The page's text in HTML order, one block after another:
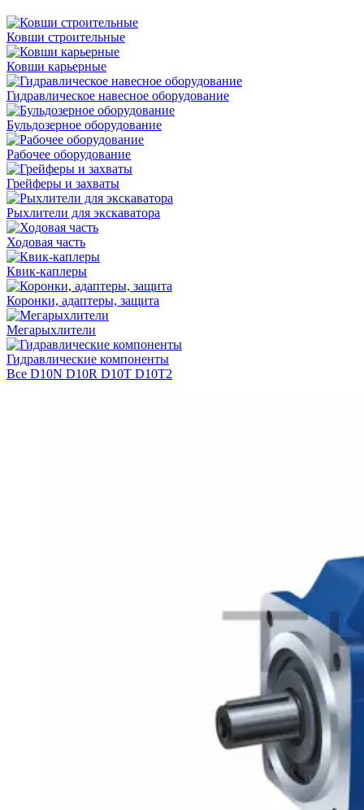
Ковши строительные
Ковши карьерные
Гидравлическое навесное оборудование
Бульдозерное оборудование
Рабочее оборудование
Грейферы и захваты
Рыхлители для экскаватора
Ходовая часть
Квик-каплеры
Коронки, адаптеры, защита
Мегарыхлители
Гидравлические компоненты
Все D10N D10R D10T D10T2